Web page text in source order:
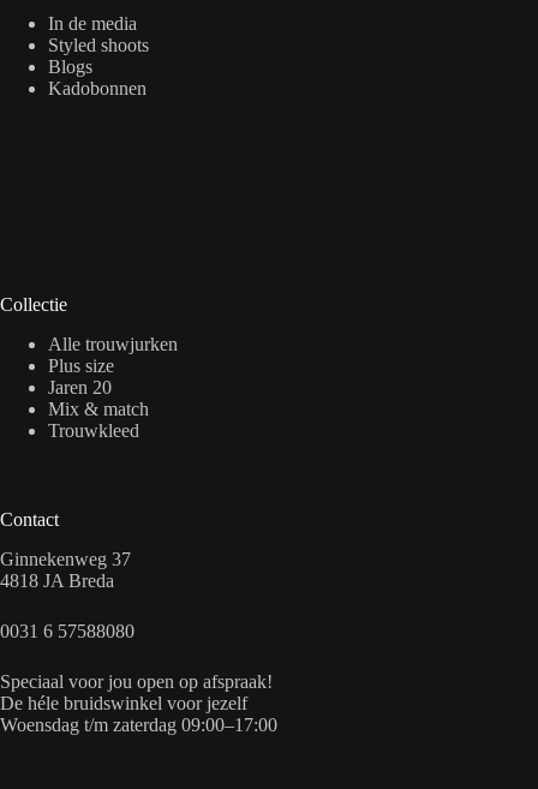
In de media
Styled shoots
Blogs
Kadobonnen
Collectie
Alle trouwjurken
Plus size
Jaren 20
Mix & match
Trouwkleed
Contact
Ginnekenweg 37
4818 JA Breda
0031 6 57588080
Speciaal voor jou open op afspraak!
De héle bruidswinkel voor jezelf
Woensdag t/m zaterdag 09:00–17:00